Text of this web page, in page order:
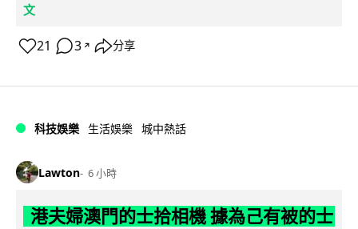
文
21 3 ↗ 分享
科技娛樂 生活娛樂 城中熱話
Lawton 6 小時
港夫婦澳門的士拾相機 據為己有被的士